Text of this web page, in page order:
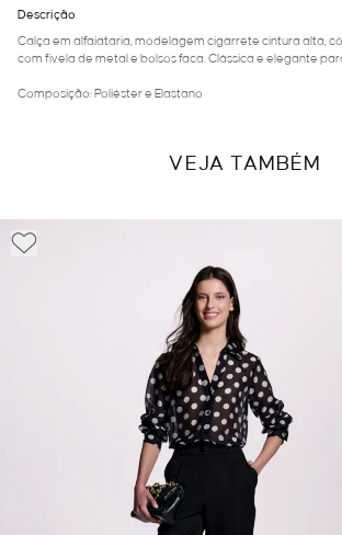
Descrição
Calça em alfaiataria, modelagem cigarrete cintura alta,
com fivela de metal e bolsos faca. Clássica e elegante
Composição: Poliéster e Elastano
VEJA TAMBÉM